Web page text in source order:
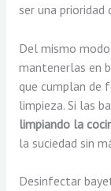
ser una prioridad
Del mismo
mantenerlas en
que cumplan de
limpieza. Si las
limpiando la
la suciedad sin
Desinfectar